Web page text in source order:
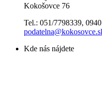
Kokošovce 76
Tel.: 051/7798339,
Kde nás nájdete